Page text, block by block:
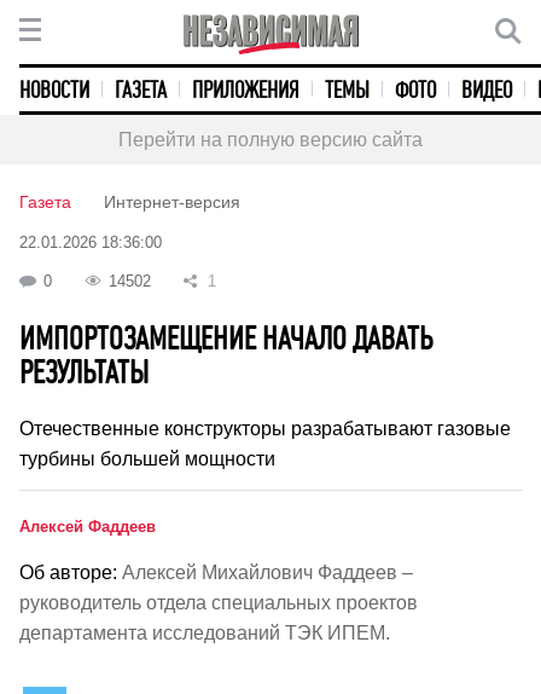
НОВОСТИ ГАЗЕТА ПРИЛОЖЕНИЯ ТЕМЫ ФОТО ВИДЕО
Перейти на полную версию сайта
Газета Интернет-версия
22.01.2026 18:36:00
0 14502 1
ИМПОРТОЗАМЕЩЕНИЕ НАЧАЛО ДАВАТЬ
РЕЗУЛЬТАТЫ
Отечественные конструкторы разрабатывают газовые
турбины большей мощности
Алексей Фаддеев
Об авторе: Алексей Михайлович Фаддеев –
руководитель отдела специальных проектов
департамента исследований ТЭК ИПЕМ.